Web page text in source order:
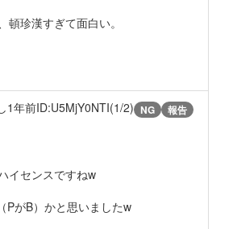
頓珍漢すぎて面白い。
1年前ID:U5MjY0NTI(1/2) NG 報告
イセンスですねw
PがB）かと思いましたw